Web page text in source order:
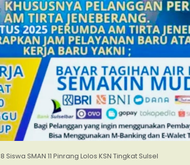
8 Siswa SMAN 11 Pinrang Lolos KSN Tingkat Sulsel